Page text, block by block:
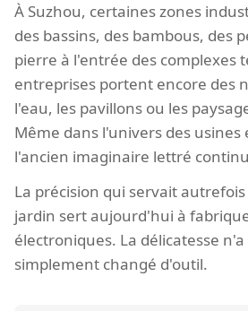
À Suzhou, certaines zones
des bassins, des bambous, des
pierre à l'entrée des complexes
entreprises portent encore des
l'eau, les pavillons ou les
Même dans l'univers des usines
l'ancien imaginaire lettré
La précision qui servait
jardin sert aujourd'hui à
électroniques. La délicatesse n'a
simplement changé d'outil.